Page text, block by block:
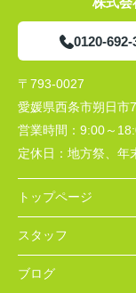
0120-692-
〒793-0027
愛媛県西条市朔日市
営業時間： 9:00～
定休日： 地方祭、年
トップページ
スタッフ
ブログ